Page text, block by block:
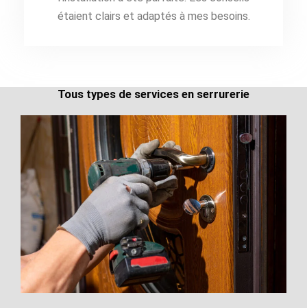
étaient clairs et adaptés à mes besoins.
Tous types de services en serrurerie